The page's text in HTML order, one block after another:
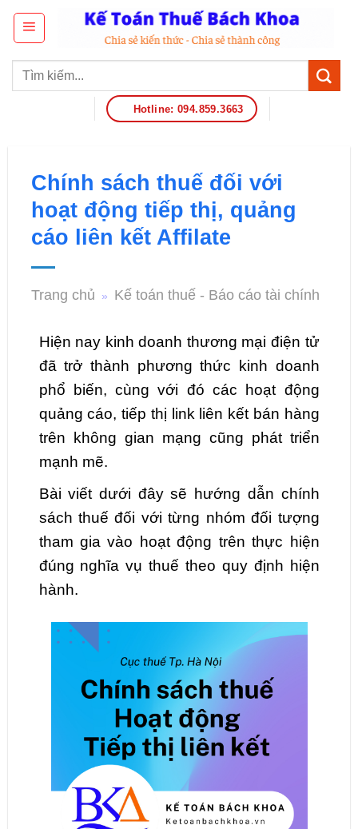
Hotline: 094.859.3663
Chính sách thuế đối với
hoạt động tiếp thị, quảng
cáo liên kết Affilate
Trang chủ » Kế toán thuế - Báo cáo tài chính
Hiện nay kinh doanh thương mại điện tử
đã trở thành phương thức kinh doanh
phổ biến, cùng với đó các hoạt động
quảng cáo, tiếp thị link liên kết bán hàng
trên không gian mạng cũng phát triển
mạnh mẽ.
Bài viết dưới đây sẽ hướng dẫn chính
sách thuế đối với từng nhóm đối tượng
tham gia vào hoạt động trên thực hiện
đúng nghĩa vụ thuế theo quy định hiện
hành.